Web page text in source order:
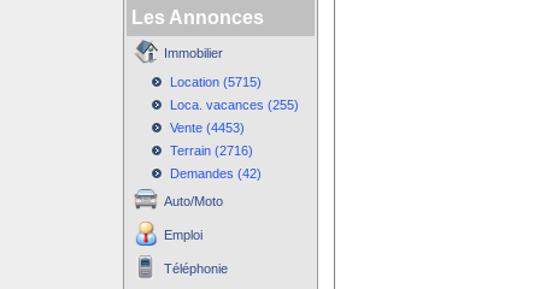
Les Annonces
Immobilier
Location (5715)
Loca. vacances (255)
Vente (4453)
Terrain (2716)
Demandes (42)
Auto/Moto
Emploi
Téléphonie